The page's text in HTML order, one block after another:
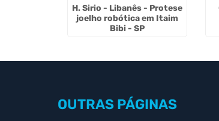
H. Sirio - Libanês - Protese
joelho robótica em Itaim
Bibi - SP
OUTRAS PÁGINAS